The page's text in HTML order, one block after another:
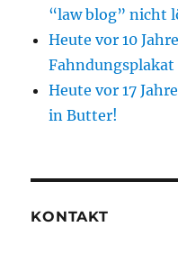
“law blog” nicht
Heute vor 10
Fahndungsplakat
Heute vor 17
in Butter!
KONTAKT